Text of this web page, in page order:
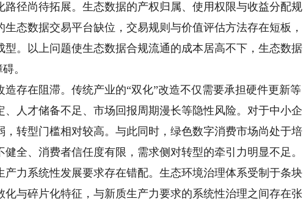
径尚待拓展。生态数据的产权归属、使用权限与收益分配规
态数据交易平台缺位，交易规则与价值评估方法存在短板，
。以上问题使生态数据合规流通的成本居高不下，生态数据
。
在阻滞。传统产业的“双化”改造不仅需要承担硬件更新等
人才储备不足、市场回报周期漫长等隐性风险。对于中小企
转型门槛相对较高。与此同时，绿色数字消费市场尚处于培
全、消费者信任度有限，需求侧对转型的牵引力明显不足。
力系统性发展要求存在错配。生态环境治理体系受制于条块
与碎片化特征，与新质生产力要求的系统性治理之间存在张